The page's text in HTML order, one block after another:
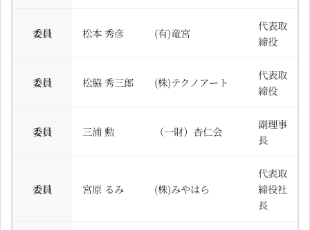
委員 松本 秀彦 (有)竜宮
代表取
締役
委員 松脇 秀三郎 (株)テクノアート
代表取
締役
委員 三浦 勲 （一財）杏仁会
副理事
長
委員 宮原 るみ (株)みやはら
代表取
締役社
長